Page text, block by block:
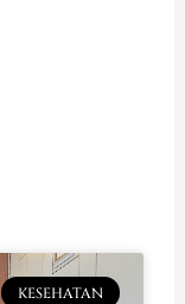
KESEHATAN